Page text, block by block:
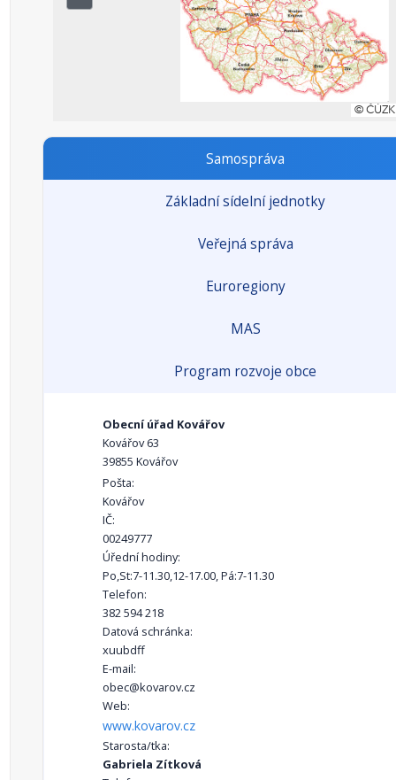
Samospráva
Základní sídelní jednotky
Veřejná správa
Euroregiony
MAS
Program rozvoje obce
Obecní úřad Kovářov
Kovářov 63
39855 Kovářov
Pošta:
Kovářov
IČ:
00249777
Úřední hodiny:
Po,St:7-11.30,12-17.00, Pá:7-11.30
Telefon:
382 594 218
Datová schránka:
xuubdff
E-mail:
obec@kovarov.cz
Web:
www.kovarov.cz
Starosta/tka:
Gabriela Zítková